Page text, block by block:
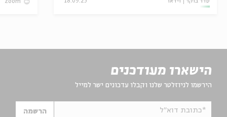
סדר בוקר וידאו 18.09.25
zoom
הישארו מעודכנים
הירשמו לניוזלטר שלנו וקבלו עדכונים ישר למייל
*כתובת דוא"ל הרשמה